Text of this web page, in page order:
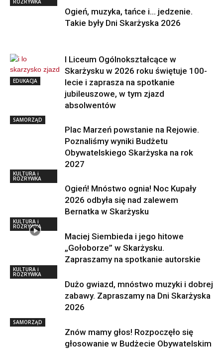
Ogień, muzyka, tańce i… jedzenie.
Takie były Dni Skarżyska 2026
EDUKACJA
I Liceum Ogólnokształcące w
Skarżysku w 2026 roku świętuje 100-
lecie i zaprasza na spotkanie
jubileuszowe, w tym zjazd
absolwentów
SAMORZĄD
Plac Marzeń powstanie na Rejowie.
Poznaliśmy wyniki Budżetu
Obywatelskiego Skarżyska na rok
2027
KULTURA i
ROZRYWKA
Ogień! Mnóstwo ognia! Noc Kupały
2026 odbyła się nad zalewem
Bernatka w Skarżysku
KULTURA i
ROZRYWKA
Maciej Siembieda i jego hitowe
„Gołoborze” w Skarżysku.
Zapraszamy na spotkanie autorskie
KULTURA i
ROZRYWKA
Dużo gwiazd, mnóstwo muzyki i dobrej
zabawy. Zapraszamy na Dni Skarżyska
2026
SAMORZĄD
Znów mamy głos! Rozpoczęło się
głosowanie w Budżecie Obywatelskim